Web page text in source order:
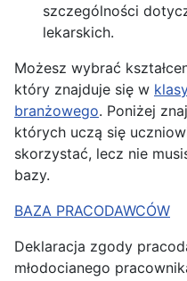
szczególności
lekarskich.
Możesz wybrać
który znajduje się w
branżowego. Poniżej
których uczą się
skorzystać, lecz nie
bazy.
BAZA PRACODAWCÓW
Deklaracja zgody
młodocianego